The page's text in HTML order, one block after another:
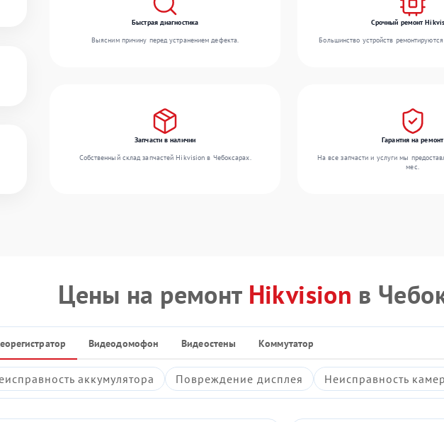
Быстрая диагностика
Выясним причину перед устранением дефекта.
Срочный ремонт
Большинство устройств
Запчасти в наличии
Собственный склад запчастей Hikvision в Чебоксарах.
Гарантия на ремонт
На все запчасти и услуги мы
мес.
Цены на ремонт Hikvision в
Видеодомофон Видеостены Коммутатор
аккумулятора Повреждение дисплея Неисправность